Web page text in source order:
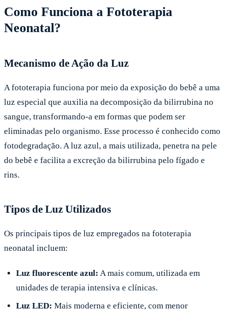
Como Funciona a Fototerapia
Neonatal?
Mecanismo de Ação da Luz
A fototerapia funciona por meio da exposição do bebê a uma
luz especial que auxilia na decomposição da bilirrubina no
sangue, transformando-a em formas que podem ser
eliminadas pelo organismo. Esse processo é conhecido como
fotodegradação. A luz azul, a mais utilizada, penetra na pele
do bebê e facilita a excreção da bilirrubina pelo fígado e
rins.
Tipos de Luz Utilizados
Os principais tipos de luz empregados na fototerapia
neonatal incluem:
Luz fluorescente azul: A mais comum, utilizada em
unidades de terapia intensiva e clínicas.
Luz LED: Mais moderna e eficiente, com menor